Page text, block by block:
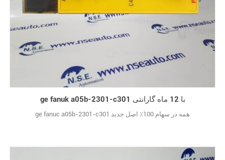
ge fanuk a05b-2301-c301 با 12 ماه گارانتی
ge fanuc a05b-2301-c301 همه در سهام 100٪ اصل جدید